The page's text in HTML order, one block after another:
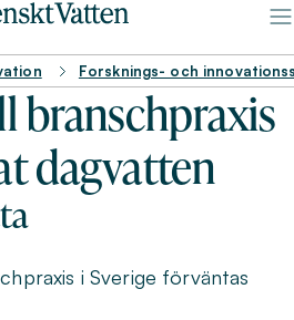
Forsknings- och
branschpraxis
dagvatten
i Sverige förväntas